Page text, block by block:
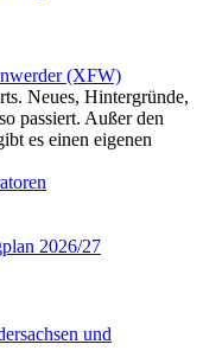
(XFW)
Neues, Hintergründe,
passiert. Außer den
es einen eigenen
2026/27
und